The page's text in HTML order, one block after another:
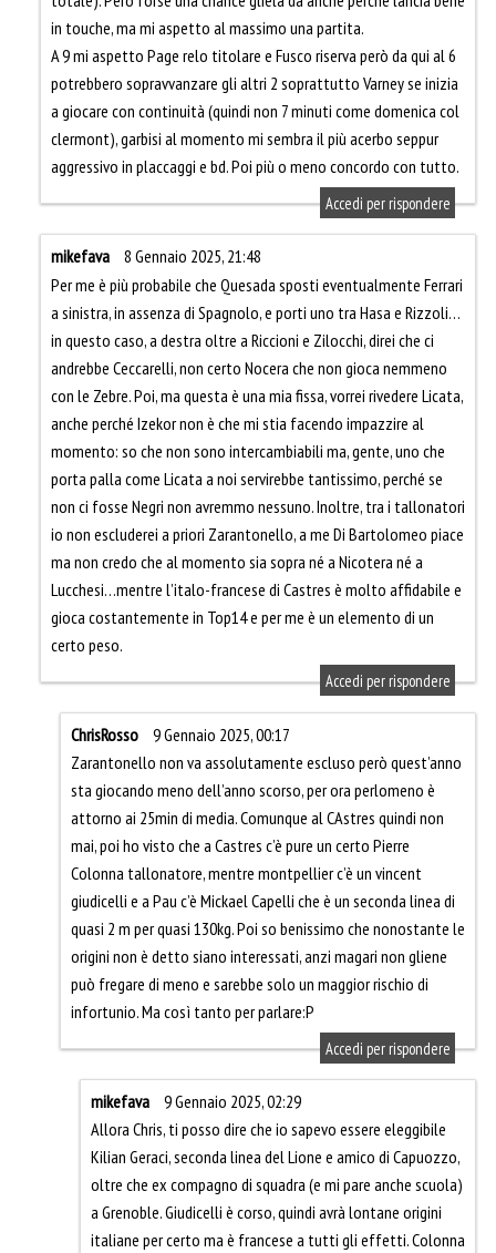
in touche, ma mi aspetto al massimo una partita.
A 9 mi aspetto Page relo titolare e Fusco riserva però da qui al 6
potrebbero sopravvanzare gli altri 2 soprattutto Varney se inizia
a giocare con continuità (quindi non 7 minuti come domenica col
clermont), garbisi al momento mi sembra il più acerbo seppur
aggressivo in placcaggi e bd. Poi più o meno concordo con tutto.
Accedi per rispondere
mikefava
8 Gennaio 2025, 21:48
Per me è più probabile che Quesada sposti eventualmente Ferrari
a sinistra, in assenza di Spagnolo, e porti uno tra Hasa e Rizzoli…
in questo caso, a destra oltre a Riccioni e Zilocchi, direi che ci
andrebbe Ceccarelli, non certo Nocera che non gioca nemmeno
con le Zebre. Poi, ma questa è una mia fissa, vorrei rivedere Licata,
anche perché Izekor non è che mi stia facendo impazzire al
momento: so che non sono intercambiabili ma, gente, uno che
porta palla come Licata a noi servirebbe tantissimo, perché se
non ci fosse Negri non avremmo nessuno. Inoltre, tra i tallonatori
io non escluderei a priori Zarantonello, a me Di Bartolomeo piace
ma non credo che al momento sia sopra né a Nicotera né a
Lucchesi…mentre l’italo-francese di Castres è molto affidabile e
gioca costantemente in Top14 e per me è un elemento di un
certo peso.
Accedi per rispondere
ChrisRosso
9 Gennaio 2025, 00:17
Zarantonello non va assolutamente escluso però quest’anno
sta giocando meno dell’anno scorso, per ora perlomeno è
attorno ai 25min di media. Comunque al CAstres quindi non
mai, poi ho visto che a Castres c’è pure un certo Pierre
Colonna tallonatore, mentre montpellier c’è un vincent
giudicelli e a Pau c’è Mickael Capelli che è un seconda linea di
quasi 2 m per quasi 130kg. Poi so benissimo che nonostante le
origini non è detto siano interessati, anzi magari non gliene
può fregare di meno e sarebbe solo un maggior rischio di
infortunio. Ma così tanto per parlare:P
Accedi per rispondere
mikefava
9 Gennaio 2025, 02:29
Allora Chris, ti posso dire che io sapevo essere eleggibile
Kilian Geraci, seconda linea del Lione e amico di Capuozzo,
oltre che ex compagno di squadra (e mi pare anche scuola)
a Grenoble. Giudicelli è corso, quindi avrà lontane origini
italiane per certo ma è francese a tutti gli effetti. Colonna